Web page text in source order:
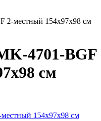
2-местный 154х97х98 см
4701-BGF
см